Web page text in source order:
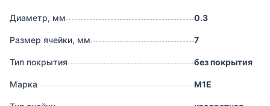
Диаметр, мм 0.3
Размер ячейки, мм 7
Тип покрытия без покрытия
Марка М1Е